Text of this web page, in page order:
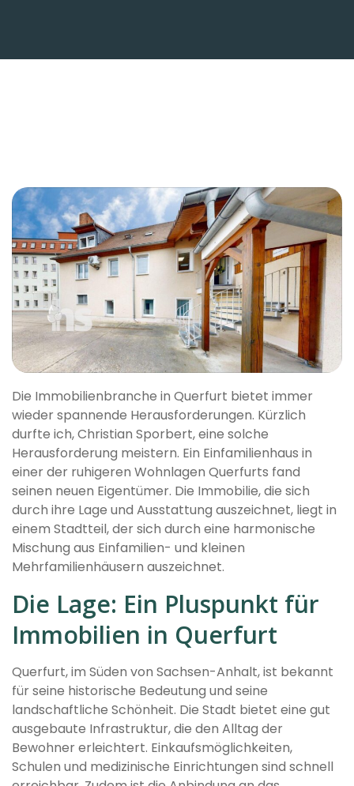
Die Immobilienbranche in Querfurt bietet immer
wieder spannende Herausforderungen. Kürzlich
durfte ich, Christian Sporbert, eine solche
Herausforderung meistern. Ein Einfamilienhaus in
einer der ruhigeren Wohnlagen Querfurts fand
seinen neuen Eigentümer. Die Immobilie, die sich
durch ihre Lage und Ausstattung auszeichnet, liegt in
einem Stadtteil, der sich durch eine harmonische
Mischung aus Einfamilien- und kleinen
Mehrfamilienhäusern auszeichnet.
Die Lage: Ein Pluspunkt für
Immobilien in Querfurt
Querfurt, im Süden von Sachsen-Anhalt, ist bekannt
für seine historische Bedeutung und seine
landschaftliche Schönheit. Die Stadt bietet eine gut
ausgebaute Infrastruktur, die den Alltag der
Bewohner erleichtert. Einkaufsmöglichkeiten,
Schulen und medizinische Einrichtungen sind schnell